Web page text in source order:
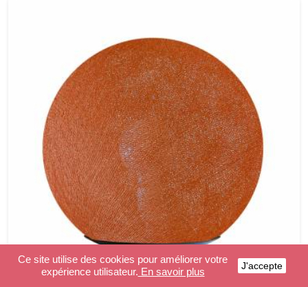
Ce site utilise des cookies pour améliorer votre
expérience utilisateur. En savoir plus J'accepte